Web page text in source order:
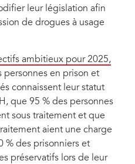
leur législation afin
de drogues à usage
ambitieux pour 2025,
personnes en prison et
connaissent leur statut
que 95 % des personnes
sous traitement et que
aient une charge
% des prisonniers et
préservatifs lors de leur